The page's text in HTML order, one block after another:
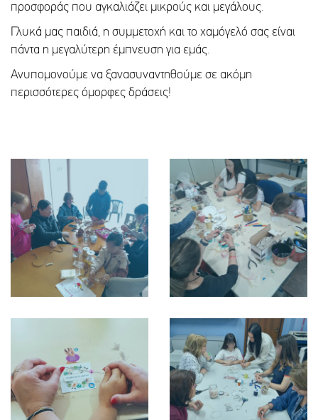
προσφοράς που αγκαλιάζει μικρούς και μεγάλους.
Γλυκά μας παιδιά, η συμμετοχή και το χαμόγελό σας είναι
πάντα η μεγαλύτερη έμπνευση για εμάς.
Ανυπομονούμε να ξανασυναντηθούμε σε ακόμη
περισσότερες όμορφες δράσεις!